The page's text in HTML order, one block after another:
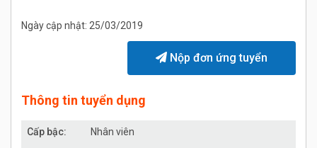
Ngày cập nhật: 25/03/2019
Nộp đơn ứng tuyển
Thông tin tuyển dụng
Cấp bậc:
Nhân viên